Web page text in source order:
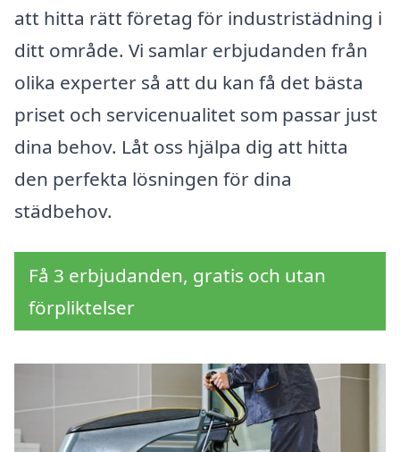
att hitta rätt företag för industristädning i
ditt område. Vi samlar erbjudanden från
olika experter så att du kan få det bästa
priset och servicenualitet som passar just
dina behov. Låt oss hjälpa dig att hitta
den perfekta lösningen för dina
städbehov.
Få 3 erbjudanden, gratis och utan
förpliktelser